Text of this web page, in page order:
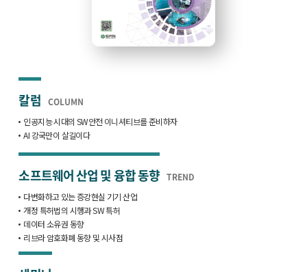
칼럼 COLUMN
인공지능 시대의 SW안전 이니셔티브를 준비하자
AI 강국만이 살길이다
소프트웨어 산업 및 융합 동향 TREND
다변화하고 있는 증강현실 기기 산업
개정 특허법의 시행과 SW 특허
데이터 소유권 동향
리브라 암호화폐 동향 및 시사점